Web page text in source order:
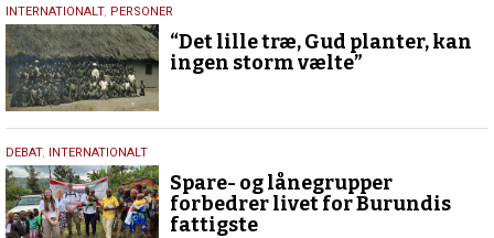
29.
november
2025
INTERNATIONALT, PERSONER
“Det lille træ, Gud planter, kan
ingen storm vælte”
5.
august
2025
DEBAT, INTERNATIONALT
Spare- og lånegrupper
forbedrer livet for Burundis
fattigste